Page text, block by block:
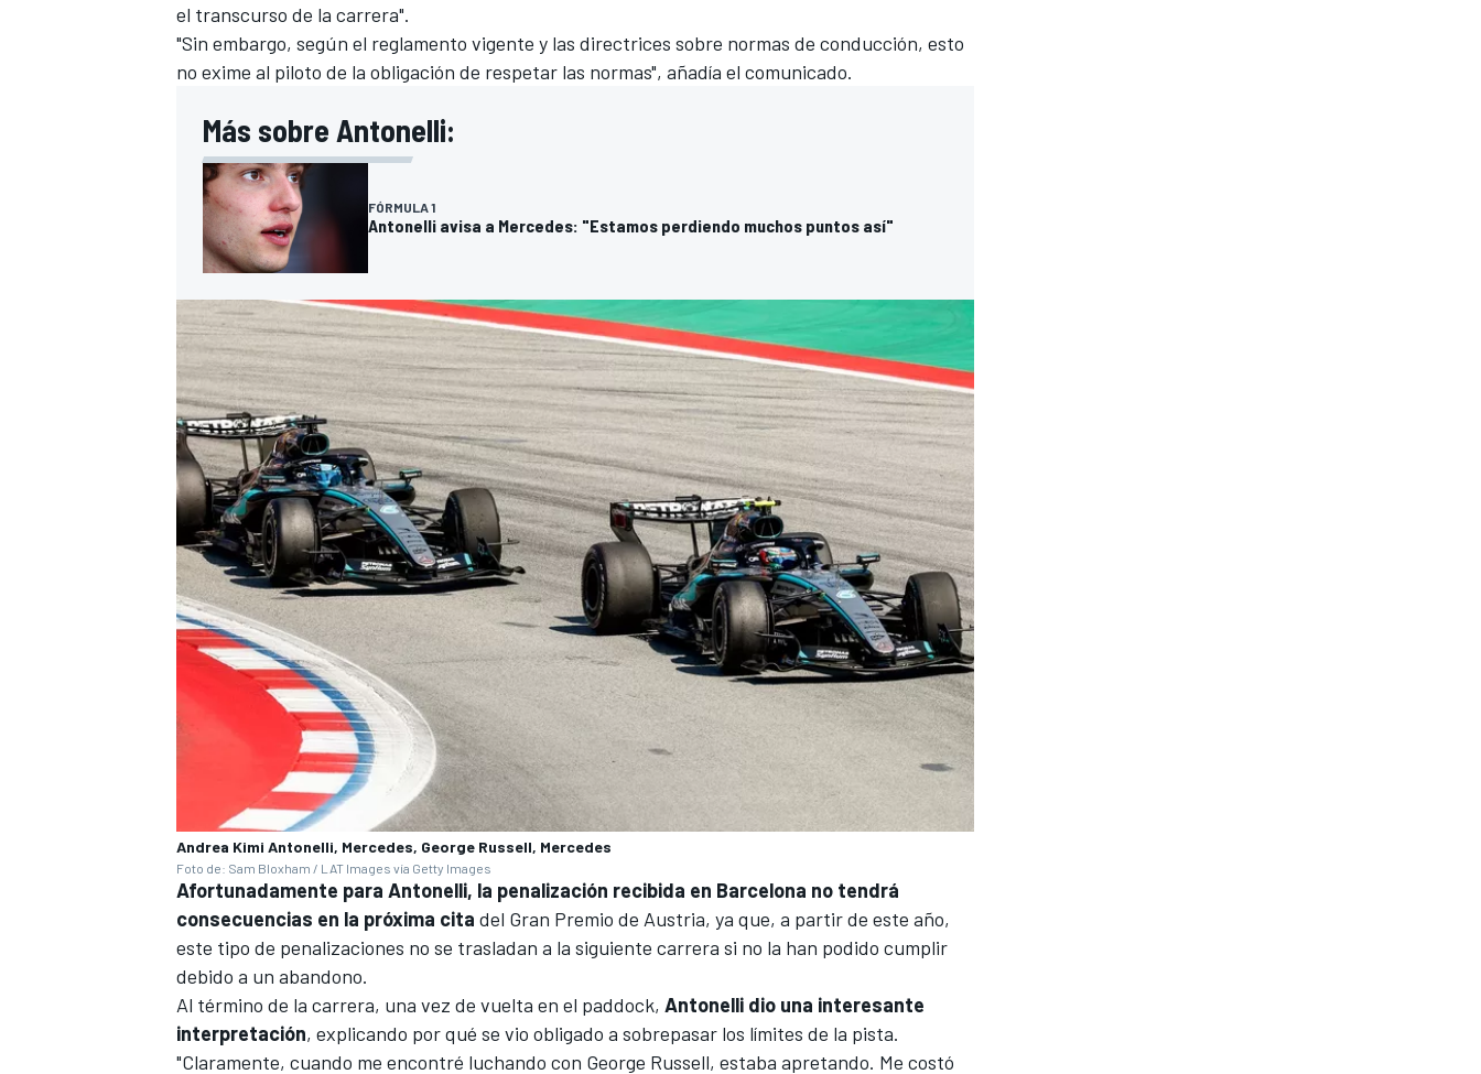
MÁS CATEGORÍAS
el transcurso de la carrera".
"Sin embargo, según el reglamento vigente y las directrices sobre normas de conducción, esto
no exime al piloto de la obligación de respetar las normas", añadía el comunicado.
Más sobre Antonelli:
FÓRMULA 1
Antonelli avisa a Mercedes: "Estamos perdiendo muchos puntos así"
Andrea Kimi Antonelli, Mercedes, George Russell, Mercedes
Foto de: Sam Bloxham / LAT Images vía Getty Images
Afortunadamente para Antonelli, la penalización recibida en Barcelona no tendrá
consecuencias en la próxima cita del Gran Premio de Austria, ya que, a partir de este año,
este tipo de penalizaciones no se trasladan a la siguiente carrera si no la han podido cumplir
debido a un abandono.
Al término de la carrera, una vez de vuelta en el paddock, Antonelli dio una interesante
interpretación, explicando por qué se vio obligado a sobrepasar los límites de la pista.
"Claramente, cuando me encontré luchando con George Russell, estaba apretando. Me costó